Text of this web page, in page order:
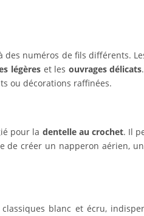
numéros de fils différents.
légèreset les ouvrages délicats
ou décorations raffinées.
pour la dentelle au crochet. Il
de créer un napperon aérien,
blanc et écru,